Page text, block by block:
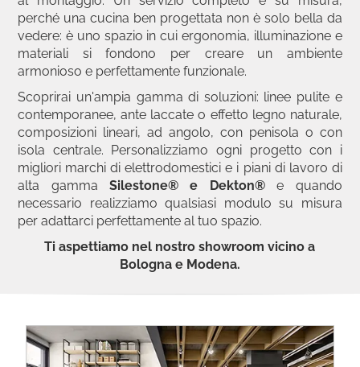
perché una cucina ben progettata non è solo bella da
vedere: è uno spazio in cui ergonomia, illuminazione e
materiali si fondono per creare un ambiente
armonioso e perfettamente funzionale.
Scoprirai un'ampia gamma di soluzioni: linee pulite e
contemporanee, ante laccate o effetto legno naturale,
composizioni lineari, ad angolo, con penisola o con
isola centrale. Personalizziamo ogni progetto con i
migliori marchi di elettrodomestici e i piani di lavoro di
alta gammaSilestone® e Dekton®e quando
necessario realizziamo qualsiasi modulo su misura
per adattarci perfettamente al tuo spazio.
Ti aspettiamo nel nostro showroom vicino a
Bologna e Modena.